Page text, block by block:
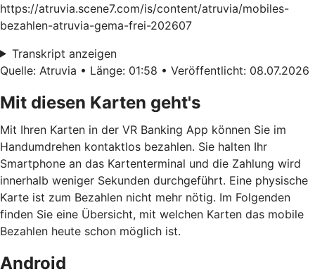
https://atruvia.scene7.com/is/content/atruvia/mobiles-
bezahlen-atruvia-gema-frei-202607
Transkript anzeigen
Quelle: Atruvia • Länge: 01:58 • Veröffentlicht: 08.07.2026
Mit diesen Karten geht's
Mit Ihren Karten in der VR Banking App können Sie im
Handumdrehen kontaktlos bezahlen. Sie halten Ihr
Smartphone an das Kartenterminal und die Zahlung wird
innerhalb weniger Sekunden durchgeführt. Eine physische
Karte ist zum Bezahlen nicht mehr nötig. Im Folgenden
finden Sie eine Übersicht, mit welchen Karten das mobile
Bezahlen heute schon möglich ist.
Android